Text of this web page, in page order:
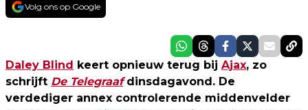
Volg ons op Google
Daley Blind keert opnieuw terug bij Ajax, zo
schrijft De Telegraafdinsdagavond. De
verdediger annex controlerende middenvelder